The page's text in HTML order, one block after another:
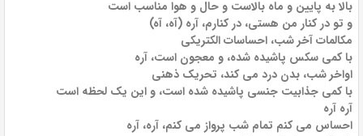
بالا به پایین و ماه بالاست و حال و هوا مناسب است
و تو در کنار من هستی، در کنارم، آره (آه، آه)
مکالمات آخر شب، احساسات الکتریکی
با کمی سکس پاشیده شده، و معجون است، آره
اواخر شب، بدن درد می کند، تحریک ذهنی
با کمی جذابیت جنسی پاشیده شده است، و این یک لحظه است
آره آره
احساس می کنم تمام شب پرواز می کنم، آره، آره